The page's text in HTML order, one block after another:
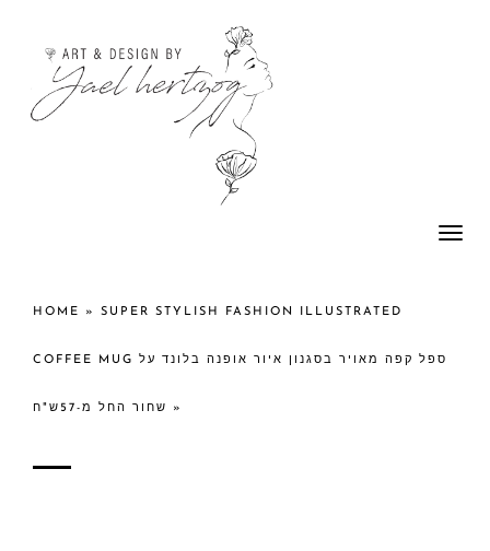
HOME » SUPER STYLISH FASHION ILLUSTRATED
COFFEE MUG ספל קפה מאויר בסגנון איור אופנה בלונד על
שחור החל מ-57ש"ח »